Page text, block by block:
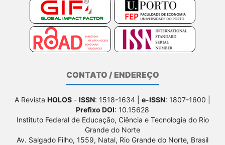
CONTATO / ENDEREÇO
A Revista HOLOS - ISSN: 1518-1634 | e-ISSN: 1807-1600 |
Prefixo DOI: 10.15628
Instituto Federal de Educação, Ciência e Tecnologia do Rio
Grande do Norte
Av. Salgado Filho, 1559, Natal, Rio Grande do Norte, Brasil